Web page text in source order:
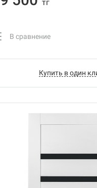
тг
В сравнение
Купить в один